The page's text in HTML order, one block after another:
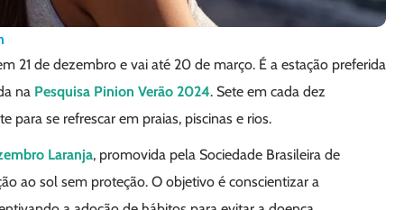
21 de dezembro e vai até 20 de março. É a estação preferida
na Pesquisa Pinion Verão 2024. Sete em cada dez
para se refrescar em praias, piscinas e rios.
Laranja, promovida pela Sociedade Brasileira de
ao sol sem proteção. O objetivo é conscientizar a